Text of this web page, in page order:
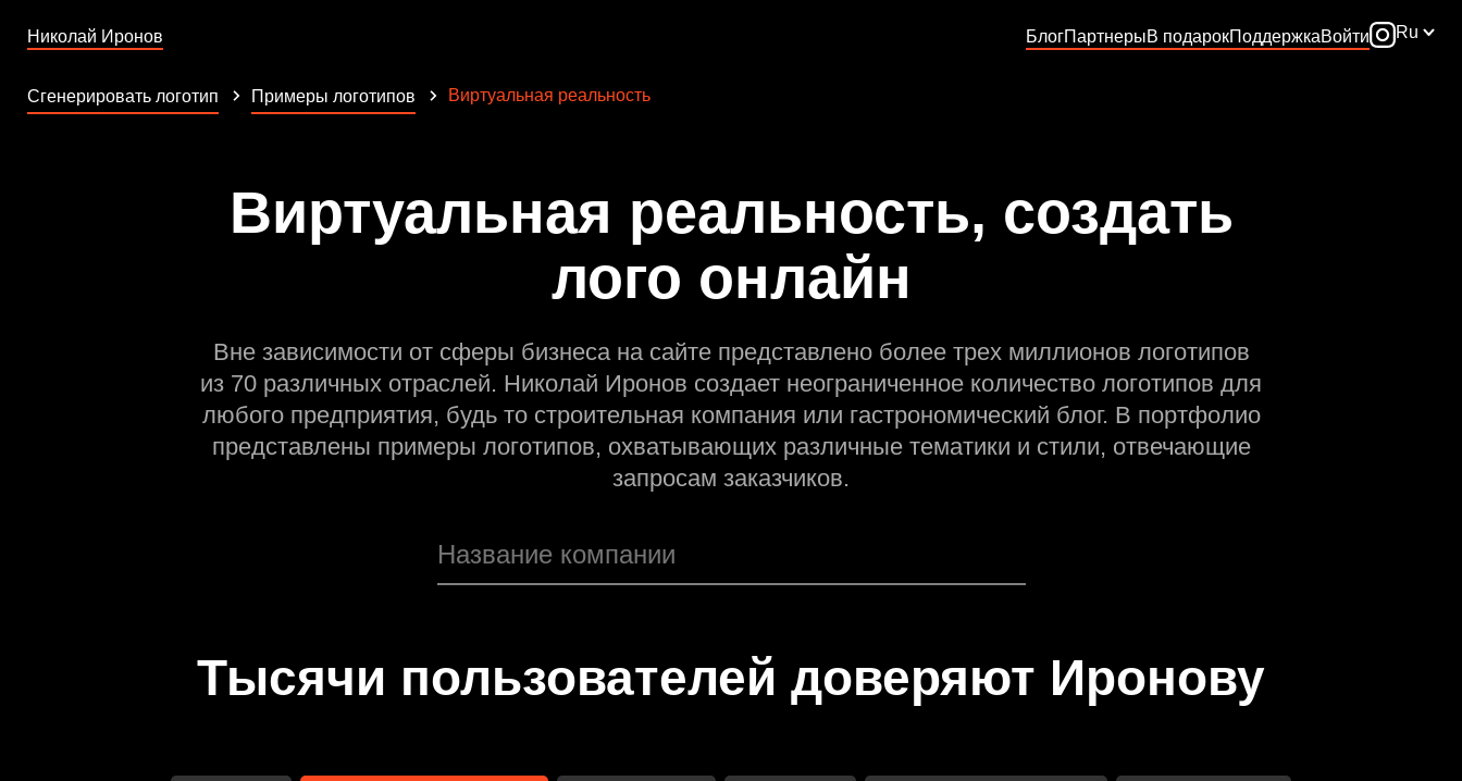
Николай Иронов БлогПартнерыВ подарокПоддержкаВойти Ru
Сгенерировать логотип Примеры логотипов Виртуальная реальность
Виртуальная реальность, создать
лого онлайн
Вне зависимости от сферы бизнеса на сайте представлено более трех миллионов логотипов
из 70 различных отраслей. Николай Иронов создает неограниченное количество логотипов для
любого предприятия, будь то строительная компания или гастрономический блог. В портфолио
представлены примеры логотипов, охватывающих различные тематики и стили, отвечающие
запросам заказчиков.
Тысячи пользователей доверяют Иронову